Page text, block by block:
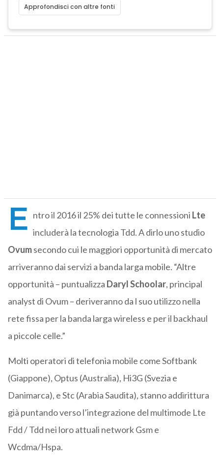
Approfondisci con altre fonti
E ntro il 2016 il 25% dei tutte le connessioni Lte
includerà la tecnologia Tdd. A dirlo uno studio
Ovumsecondo cui le maggiori opportunità di mercato
arriveranno dai servizi a banda larga mobile. “Altre
opportunità – puntualizza Daryl Schoolar, principal
analyst di Ovum – deriveranno da l suo utilizzo nella
rete fissa per la banda larga wireless e per il backhaul
a piccole celle.”
Molti operatori di telefonia mobile come Softbank
(Giappone), Optus (Australia), Hi3G (Svezia e
Danimarca), e Stc (Arabia Saudita), stanno addirittura
già puntando verso l’integrazione del multimode Lte
Fdd / Tdd nei loro attuali network Gsm e
Wcdma/Hspa.